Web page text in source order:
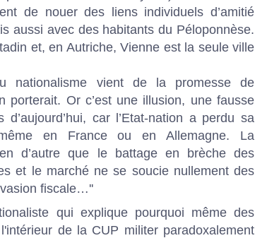
de nouer des liens individuels d’amitié
aussi avec des habitants du Péloponnèse.
et, en Autriche, Vienne est la seule ville
nationalisme vient de la promesse de
porterait. Or c’est une illusion, une fausse
car l’Etat-nation a perdu sa
en France ou en Allemagne. La
d’autre que le battage en brèche des
et le marché ne se soucie nullement des
fiscale…''
qui explique pourquoi même des
de la CUP militer paradoxalement